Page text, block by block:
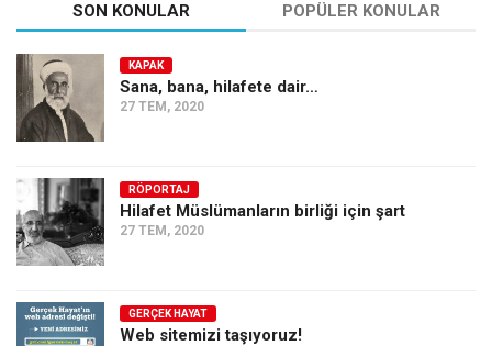
SON KONULAR POPÜLER KONULAR
KAPAK
Sana, bana, hilafete dair…
27 TEM, 2020
RÖPORTAJ
Hilafet Müslümanların birliği için şart
27 TEM, 2020
GERÇEK HAYAT
Web sitemizi taşıyoruz!